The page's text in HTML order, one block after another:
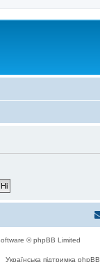
© phpBB Limited
Українська підтримка phpBB